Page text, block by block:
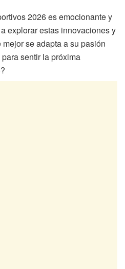
2026 es emocionante y
explorar estas innovaciones y
se adapta a su pasión
sentir la próxima